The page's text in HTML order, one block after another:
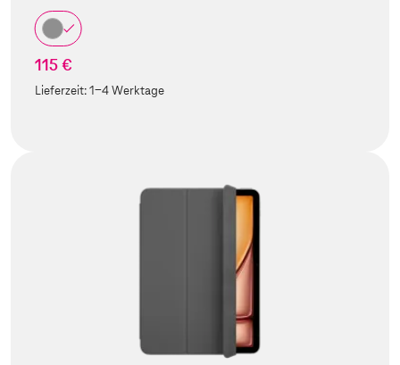
115 €
Lieferzeit:1-4 Werktage